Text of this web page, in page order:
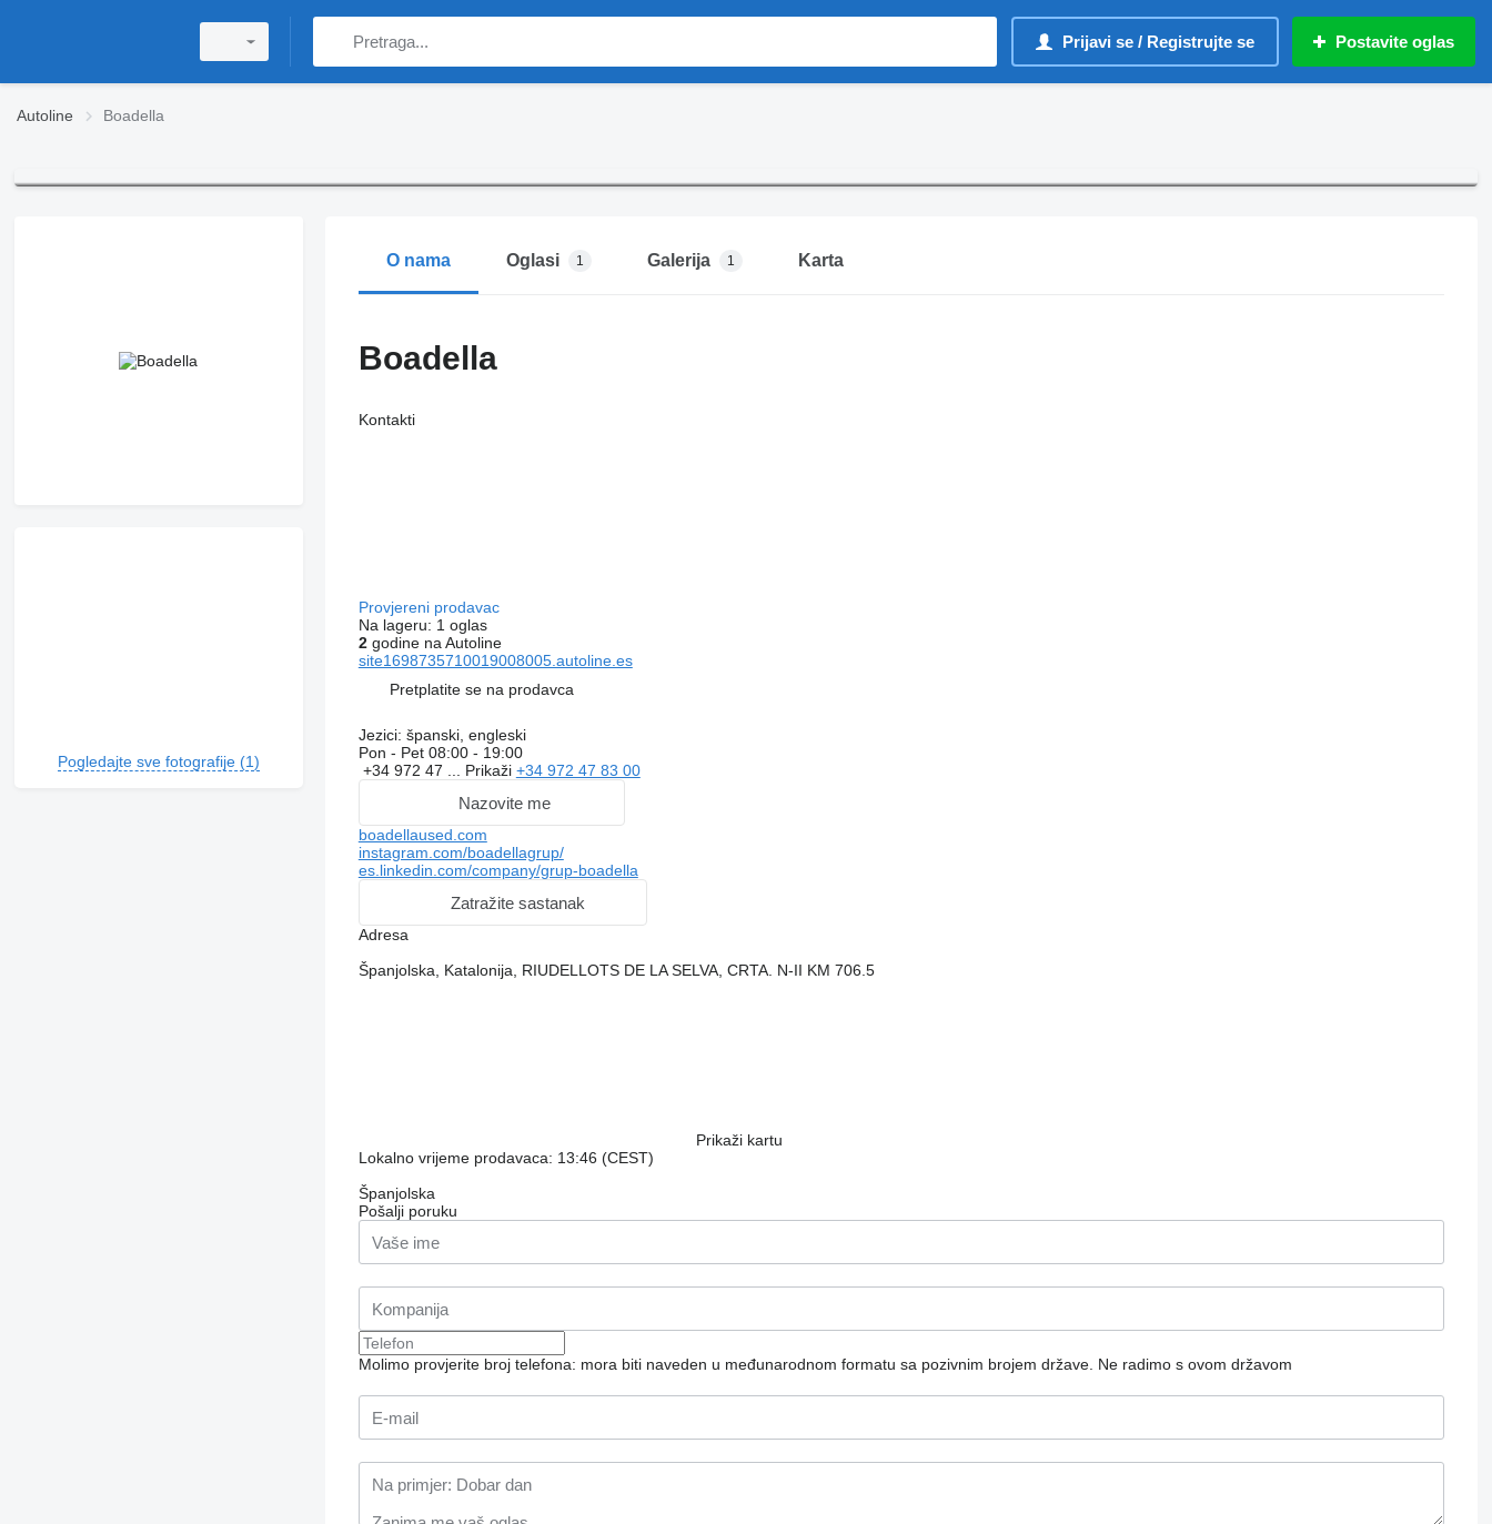
Prijavi se / Registrujte se Postavite oglas
Autoline Boadella
Pogledajte sve fotografije (1)
O nama Oglasi 1 Galerija 1 Karta
Boadella
Kontakti
Provjereni prodavac
Na lageru: 1 oglas
2godine na Autoline
site1698735710019008005.autoline.es
Pretplatite se na prodavca
Jezici: španski, engleski
Pon - Pet 08:00 - 19:00
+34 972 47 ... Prikaži +34 972 47 83 00
Nazovite me
boadellaused.com
instagram.com/boadellagrup/
es.linkedin.com/company/grup-boadella
Zatražite sastanak
Adresa
Španjolska, Katalonija, RIUDELLOTS DE LA SELVA, CRTA. N-II KM 706.5
Prikaži kartu
Lokalno vrijeme prodavaca: 13:46 (CEST)
Španjolska
Pošalji poruku
Molimo provjerite broj telefona: mora biti naveden u međunarodnom formatu sa pozivnim brojem države. Ne radimo s ovom državom